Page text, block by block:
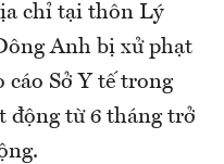
chỉ tại thôn Lý
Anh bị xử phạt
cáo Sở Y tế trong
động từ 6 tháng trở